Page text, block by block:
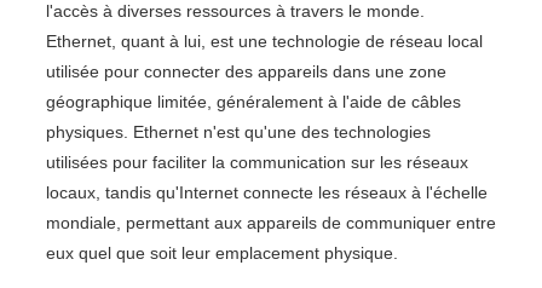
l'accès à diverses ressources à travers le monde.
Ethernet, quant à lui, est une technologie de réseau local
utilisée pour connecter des appareils dans une zone
géographique limitée, généralement à l'aide de câbles
physiques. Ethernet n'est qu'une des technologies
utilisées pour faciliter la communication sur les réseaux
locaux, tandis qu'Internet connecte les réseaux à l'échelle
mondiale, permettant aux appareils de communiquer entre
eux quel que soit leur emplacement physique.